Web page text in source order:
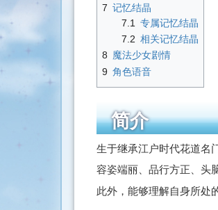
7 记忆结晶
7.1
专属记忆结晶
7.2 相关记忆结晶
8 魔法少女剧情
9 角色语音
简介
生于继承江户时代花道名
容姿端丽、品行方正、头
此外，能够理解自身所处